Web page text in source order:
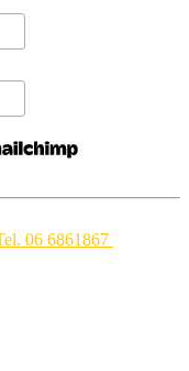
06 6861867